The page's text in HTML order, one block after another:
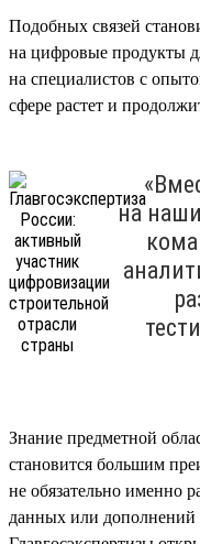
Подобных связей
на цифровые продукты
на специалистов с
сфере растет и
на
Знание предметной
становится большим
не обязательно именно
данных или